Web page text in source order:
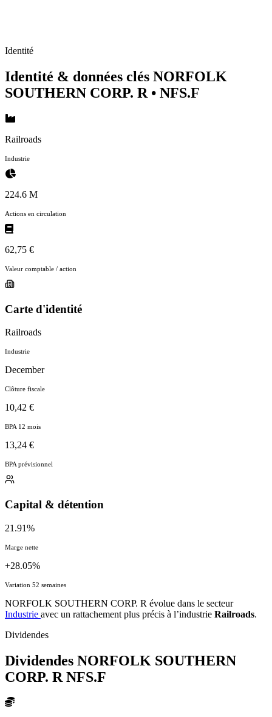
Identité
Identité & données clés NORFOLK
SOUTHERN CORP. R • NFS.F
Railroads
Industrie
224.6 M
Actions en circulation
62,75 €
Valeur comptable / action
Carte d'identité
Railroads
Industrie
December
Clôture fiscale
10,42 €
BPA 12 mois
13,24 €
BPA prévisionnel
Capital & détention
21.91%
Marge nette
+28.05%
Variation 52 semaines
NORFOLK SOUTHERN CORP. R évolue dans le secteur
Industrie avec un rattachement plus précis à l’industrie Railroads.
Dividendes
Dividendes NORFOLK SOUTHERN
CORP. R NFS.F